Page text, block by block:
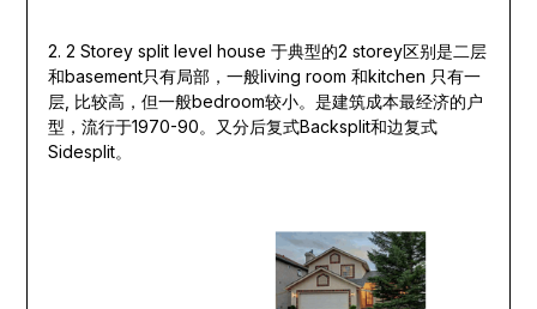
2. 2 Storey split level house 于典型的2 storey区别是二层
和basement只有局部，一般living room 和kitchen 只有一
层, 比较高，但一般bedroom较小。是建筑成本最经济的户
型，流行于1970-90。又分后复式Backsplit和边复式
Sidesplit。